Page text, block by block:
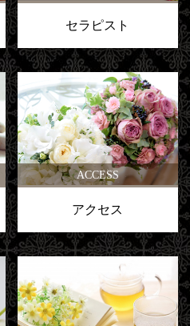
セラピスト
ACCESS
アクセス